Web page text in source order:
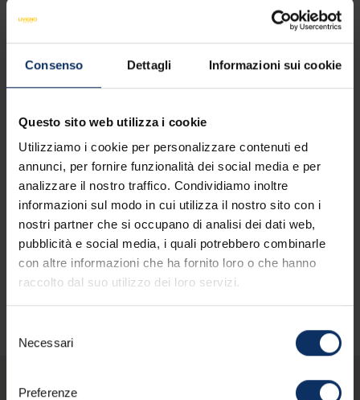
Consenso Dettagli Informazioni sui cookie
Questo sito web utilizza i cookie
Utilizziamo i cookie per personalizzare contenuti ed
annunci, per fornire funzionalità dei social media e per
analizzare il nostro traffico. Condividiamo inoltre
informazioni sul modo in cui utilizza il nostro sito con i
nostri partner che si occupano di analisi dei dati web,
pubblicità e social media, i quali potrebbero combinarle
con altre informazioni che ha fornito loro o che hanno
raccolto dal suo utilizzo dei loro servizi.
delNecessari
Preferenze
* Dopo aver preso visione della
presenteinformativa sulla privacy,
acconsento al trattamento dei dati
personali comunicati.
RICHIEDI OFFERTA